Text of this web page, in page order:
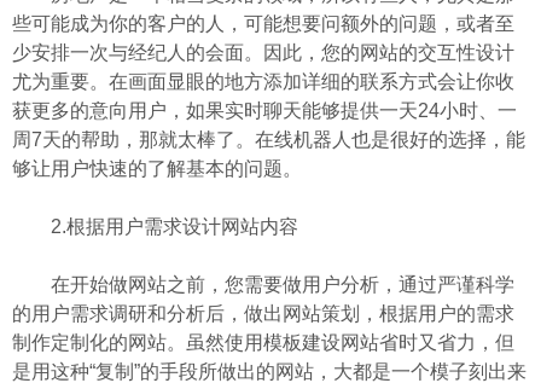
些可能成为你的客户的人，可能想要问额外的问题，或者至
少安排一次与经纪人的会面。因此，您的网站的交互性设计
尤为重要。在画面显眼的地方添加详细的联系方式会让你收
获更多的意向用户，如果实时聊天能够提供一天24小时、一
周7天的帮助，那就太棒了。在线机器人也是很好的选择，能
够让用户快速的了解基本的问题。
2.根据用户需求设计网站内容
在开始做网站之前，您需要做用户分析，通过严谨科学
的用户需求调研和分析后，做出网站策划，根据用户的需求
制作定制化的网站。虽然使用模板建设网站省时又省力，但
是用这种“复制”的手段所做出的网站，大都是一个模子刻出来